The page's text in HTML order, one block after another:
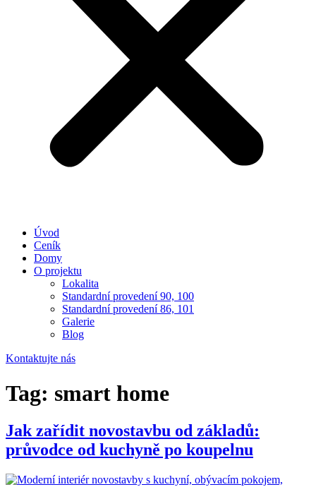
Úvod
Ceník
Domy
O projektu
Lokalita
Standardní provedení 90, 100
Standardní provedení 86, 101
Galerie
Blog
Kontaktujte nás
Tag: smart home
Jak zařídit novostavbu od základů:
průvodce od kuchyně po koupelnu